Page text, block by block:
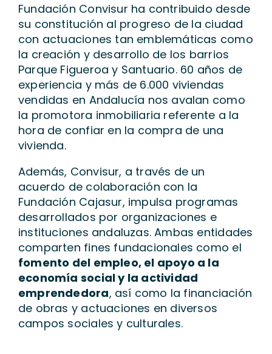
Fundación Convisur ha contribuido desde
su constitución al progreso de la ciudad
con actuaciones tan emblemáticas como
la creación y desarrollo de los barrios
Parque Figueroa y Santuario. 60 años de
experiencia y más de 6.000 viviendas
vendidas en Andalucía nos avalan como
la promotora inmobiliaria referente a la
hora de confiar en la compra de una
vivienda.
Además, Convisur, a través de un
acuerdo de colaboración con la
Fundación Cajasur, impulsa programas
desarrollados por organizaciones e
instituciones andaluzas. Ambas entidades
comparten fines fundacionales como el
fomento del empleo, el apoyo a la
economía social y la actividad
emprendedora, así como la financiación
de obras y actuaciones en diversos
campos sociales y culturales.